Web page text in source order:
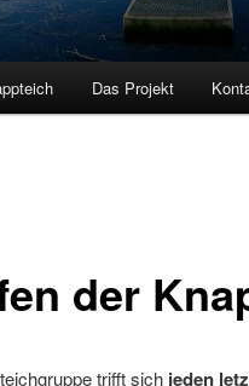
Das Projekt
der
trifft sich jeden